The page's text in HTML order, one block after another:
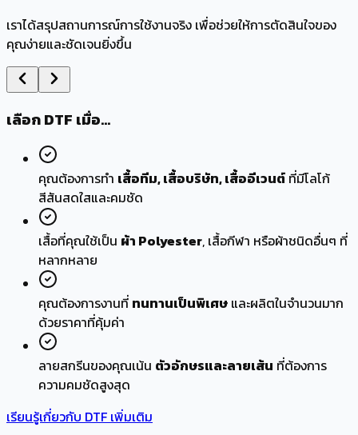
เราได้สรุปสถานการณ์การใช้งานจริง เพื่อช่วยให้การตัดสินใจของ
คุณง่ายและชัดเจนยิ่งขึ้น
เลือกDTF เมื่อ...
คุณต้องการทำ เสื้อทีม, เสื้อบริษัท, เสื้ออีเวนต์ ที่มีโลโก้
สีสันสดใสและคมชัด
เสื้อที่คุณใช้เป็น ผ้า Polyester, เสื้อกีฬา หรือผ้าชนิดอื่นๆ ที่
หลากหลาย
คุณต้องการงานที่ ทนทานเป็นพิเศษ และผลิตในจำนวนมาก
ด้วยราคาที่คุ้มค่า
ลายสกรีนของคุณเน้น ตัวอักษรและลายเส้น ที่ต้องการ
ความคมชัดสูงสุด
เรียนรู้เกี่ยวกับ DTF เพิ่มเติม